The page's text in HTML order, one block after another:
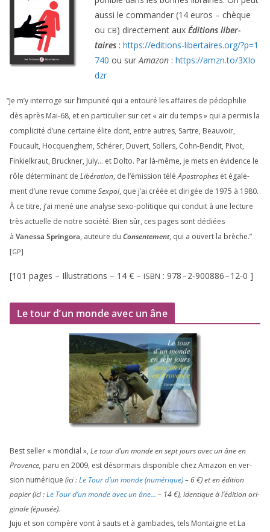
aus­si le com­man­der (14 euros – chèque
ou CB) direc­te­ment aux Éditions liber­
taires : https://​edi​tions​-liber​taires​.org/​?​p​=​1
740 ou surAmazon : https://​amzn​.to/​3​X​I​o​
dzr
“Je m’y inter­roge sur l’impunité qui a entou­ré les affaires de pédo­phi­lie
dès après Mai-68, et en par­ti­cu­lier sur cet « air du temps » qui a per­mis la
com­pli­ci­té d’une cer­taine élite dont, entre autres, Sartre, Beauvoir,
Foucault, Hocquenghem, Schérer, Duvert, Sollers, Cohn-Bendit, Pivot,
Finkielkraut, Bruckner, July… et Dolto. Par là-même, je mets en évi­dence le
rôle déter­mi­nant de Libération, de l’émission téléApostrophes et éga­le­
ment d’une revue comme Sexpol, que j’ai créée et diri­gée de 1975 à 1980.
À ce titre, j’ai mené une ana­lyse sexo-poli­tique qui conduit à une lec­ture
très actuelle de notre socié­té. Bien sûr, ces pages sont dédiées
à Vanessa Springora, auteure du Consentement, qui a ouvert la brèche.”
[GP]
[101 pages – Illustrations – 14 € – ISBN : 978–2‑900886–12‑0 ]
Le tour d’un monde avec un âne
Best sel­ler « mon­dial », Le tour d’un monde en sept jours avec un âne en
Provence, paru en 2009, est désor­mais dis­po­nible chez Amazon en ver­
sion numé­rique (ici :Le Tour d’un monde (numé­rique)–6€) et en édi­tion
papier (ici :Le Tour d’un monde avec un âne… – 14€), iden­tique à l’é­di­tion ori­
gi­nale (épui­sée).
Juju et son com­père vont à sauts et à gam­bades, tels Montaigne et La